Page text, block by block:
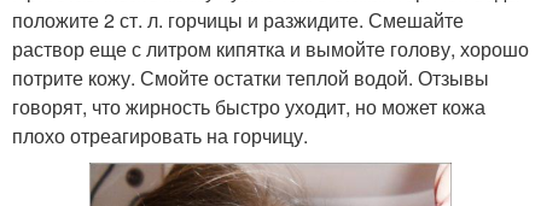
положите 2 ст. л. горчицы и разжидите. Смешайте
раствор еще с литром кипятка и вымойте голову, хорошо
потрите кожу. Смойте остатки теплой водой. Отзывы
говорят, что жирность быстро уходит, но может кожа
плохо отреагировать на горчицу.